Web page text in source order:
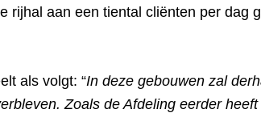
rijhal aan een tiental cliënten per dag
als volgt: “In deze gebouwen zal
Zoals de Afdeling eerder